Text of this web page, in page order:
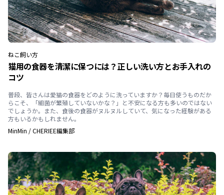
ねこ飼い方
猫用の食器を清潔に保つには？正しい洗い方とお手入れの
コツ
普段、皆さんは愛猫の食器をどのように洗っていますか？毎日使うものだか
らこそ、「細菌が繁殖していないかな？」と不安になる方も多いのではない
でしょうか。また、食後の食器がヌルヌルしていて、気になった経験がある
方もいるかもしれません。
MinMin /CHERIEE編集部